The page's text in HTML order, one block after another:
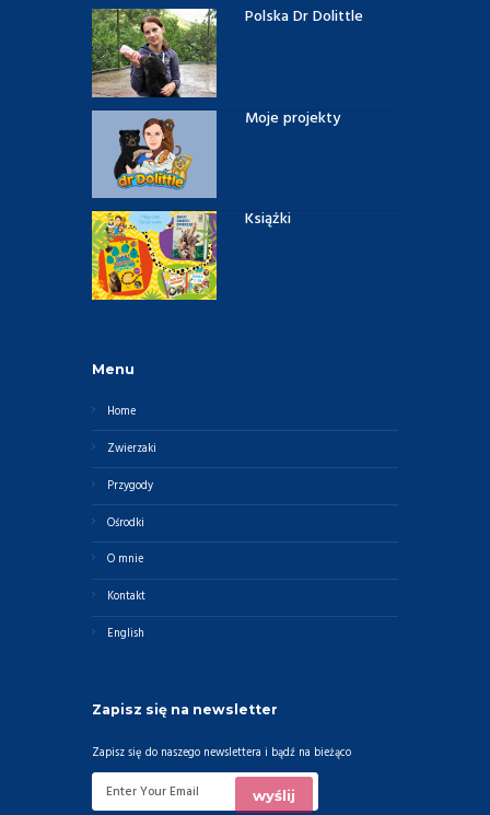
Polska Dr Dolittle
Moje projekty
Książki
Menu
Home
Zwierzaki
Przygody
Ośrodki
O mnie
Kontakt
English
Zapisz się na newsletter
Zapisz się do naszego newslettera i bądź na bieżąco